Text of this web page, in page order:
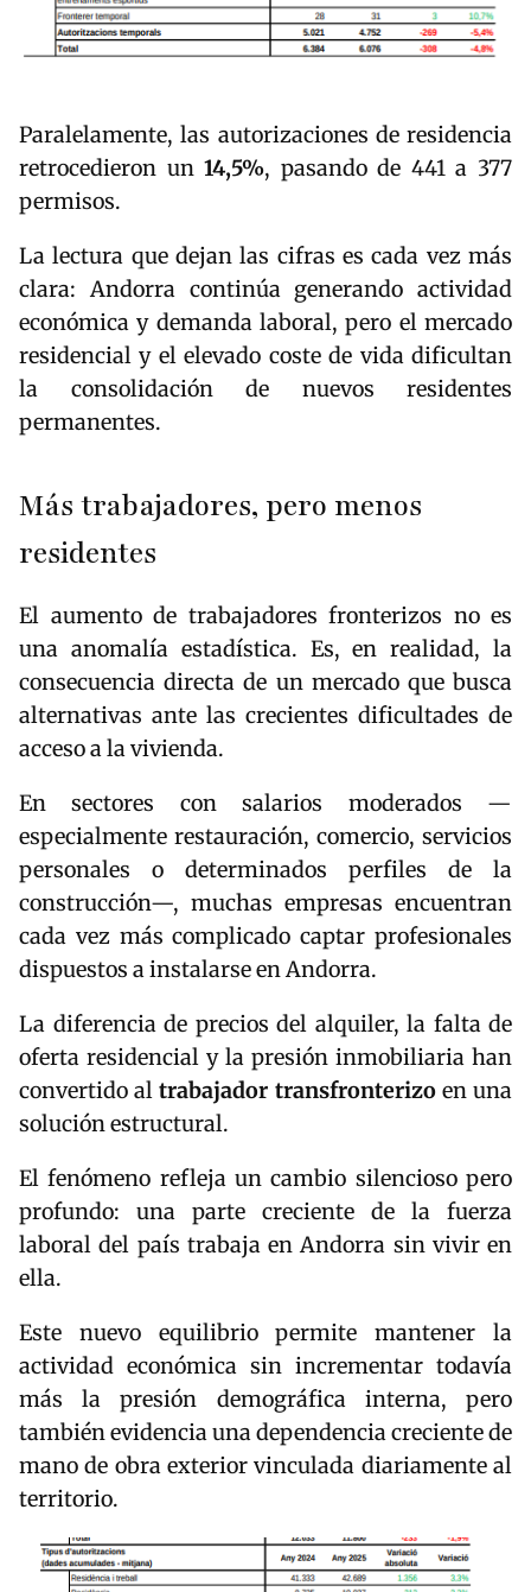
Paralelamente, las autorizaciones de residencia
retrocedieron un14,5%, pasando de 441 a 377
permisos.
La lectura que dejan las cifras es cada vez más
clara: Andorra continúa generando actividad
económica y demanda laboral, pero el mercado
residencial y el elevado coste de vida dificultan
la consolidación de nuevos residentes
permanentes.
Más trabajadores, pero menos
residentes
El aumento de trabajadores fronterizos no es
una anomalía estadística. Es, en realidad, la
consecuencia directa de un mercado que busca
alternativas ante las crecientes dificultades de
acceso a la vivienda.
En sectores con salarios moderados —
especialmente restauración, comercio, servicios
personales o determinados perfiles de la
construcción—, muchas empresas encuentran
cada vez más complicado captar profesionales
dispuestos a instalarse en Andorra.
La diferencia de precios del alquiler, la falta de
oferta residencial y la presión inmobiliaria han
convertido altrabajador transfronterizoen una
solución estructural.
El fenómeno refleja un cambio silencioso pero
profundo: una parte creciente de la fuerza
laboral del país trabaja en Andorra sin vivir en
ella.
Este nuevo equilibrio permite mantener la
actividad económica sin incrementar todavía
más la presión demográfica interna, pero
también evidencia una dependencia creciente de
mano de obra exterior vinculada diariamente al
territorio.